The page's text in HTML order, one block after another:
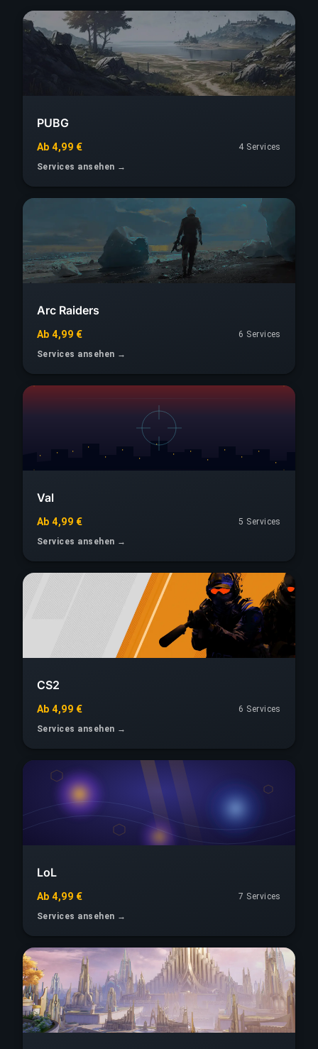
PUBG
Ab 4,99 €
4 Services
Services ansehen →
Arc Raiders
Ab 4,99 €
6 Services
Services ansehen →
Val
Ab 4,99 €
5 Services
Services ansehen →
CS2
Ab 4,99 €
6 Services
Services ansehen →
LoL
Ab 4,99 €
7 Services
Services ansehen →